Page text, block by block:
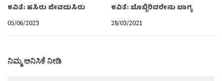
ಕವಿತೆ: ಹಸಿರು ಜೀವದುಸಿರು
05/06/2023
ಕವಿತೆ: ಬೊಬ್ಬಿರಿದರೇನು ಬಾಗ್ಯ
28/03/2021
ನಿಮ್ಮ ಅನಿಸಿಕೆ ನೀಡಿ